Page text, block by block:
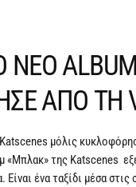
ΑΠΟ ΤΗ
μόλις
της Katscenes
Είναι ένα ταξίδι μέσα